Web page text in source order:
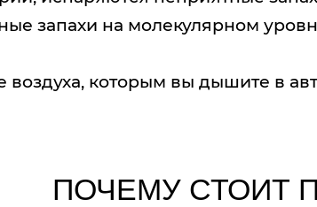
запахи на молекулярном
воздуха, которым вы дышите в
ПОЧЕМУ СТОИТ